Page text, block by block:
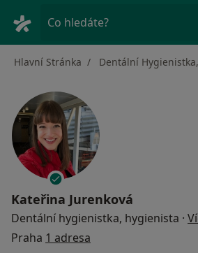
Co hledáte?
Hlavní Stránka Dentální
Kateřina Jurenková
Dentální hygienistka, hygienista ·
Praha 1 adresa